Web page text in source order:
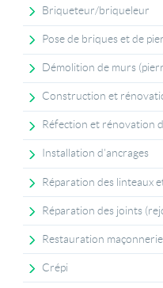
Briqueteur/briqueleur
Pose de briques et de
Démolition de murs
Construction et
Réfection et rénovation
Installation d'ancrages
Réparation des linteaux
Réparation des joints
Restauration maçonnerie
Crépi